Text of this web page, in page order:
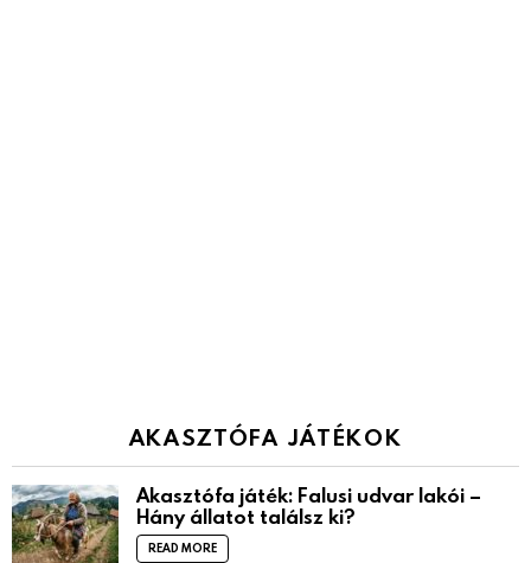
AKASZTÓFA JÁTÉKOK
Akasztófa játék: Falusi udvar lakói –
Hány állatot találsz ki?
READ MORE